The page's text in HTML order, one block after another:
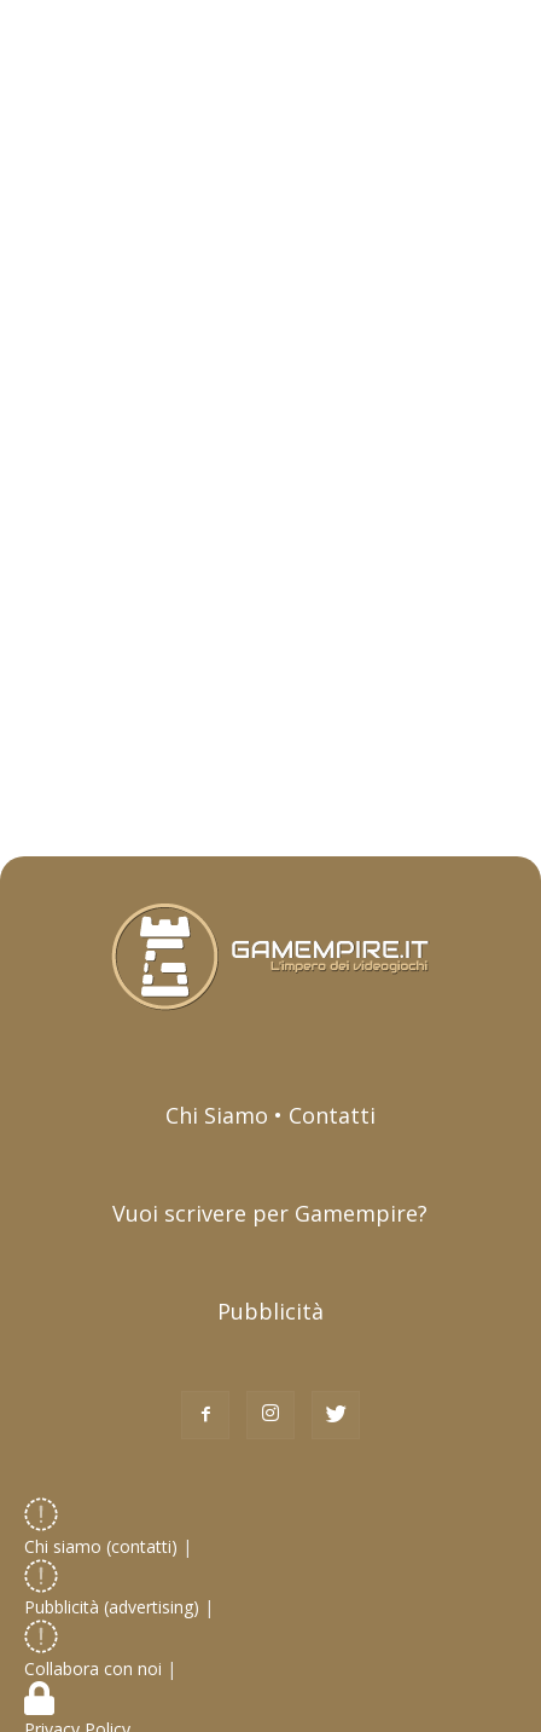
Chi Siamo • Contatti
Vuoi scrivere per Gamempire?
Pubblicità
Chi siamo (contatti) |
Pubblicità (advertising) |
Collabora con noi |